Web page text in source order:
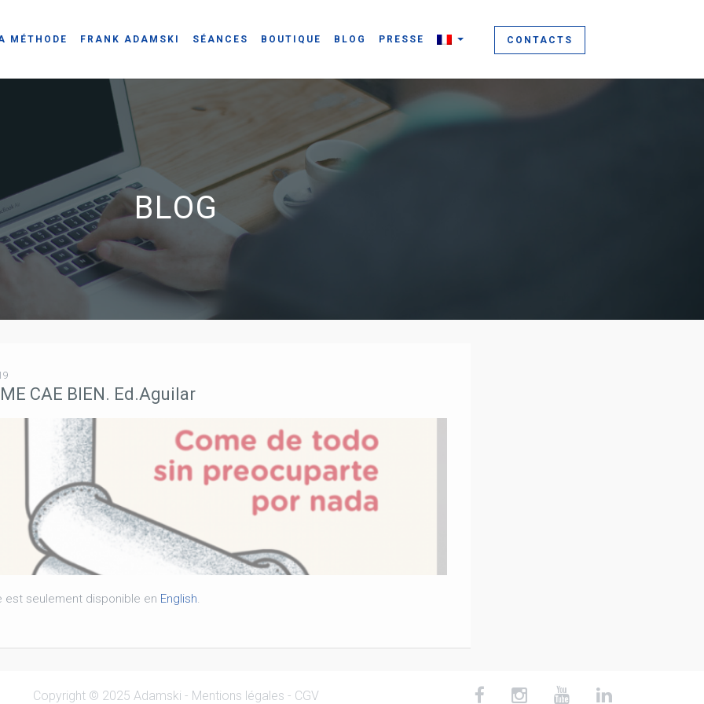
MÉTHODE FRANK ADAMSKI SÉANCES BOUTIQUE BLOG PRESSE CONTACTS
BLOG
CAE BIEN. Ed.Aguilar
est seulement disponible en English.
Copyright © 2025 Adamski - Mentions légales - CGV